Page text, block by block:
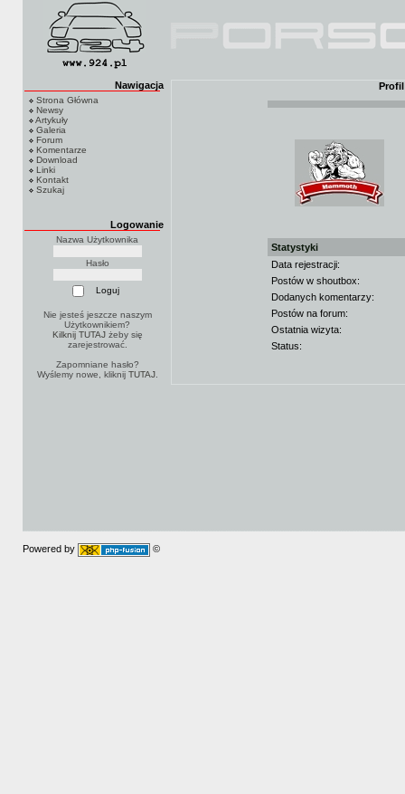
Nawigacja
Strona Główna
Newsy
Artykuły
Galeria
Forum
Komentarze
Download
Linki
Kontakt
Szukaj
Logowanie
Nazwa Użytkownika
Hasło
Nie jesteś jeszcze naszym
Użytkownikiem?
Kilknij TUTAJżeby się
zarejestrować.
Zapomniane hasło?
Wyślemy nowe, kliknij TUTAJ.
Statystyki
Data rejestracji:
Postów w shoutbox:
Dodanych komentarzy:
Postów na forum:
Ostatnia wizyta:
Status:
Powered by ©